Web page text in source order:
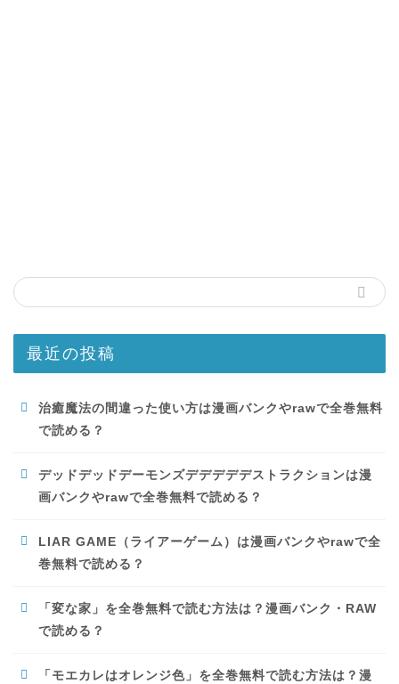
最近の投稿
治癒魔法の間違った使い方は漫画バンクやrawで全巻無料
で読める？
デッドデッドデーモンズデデデデデストラクションは漫
画バンクやrawで全巻無料で読める？
LIAR GAME（ライアーゲーム）は漫画バンクやrawで全
巻無料で読める？
「変な家」を全巻無料で読む方法は？漫画バンク・RAW
で読める？
「モエカレはオレンジ色」を全巻無料で読む方法は？漫